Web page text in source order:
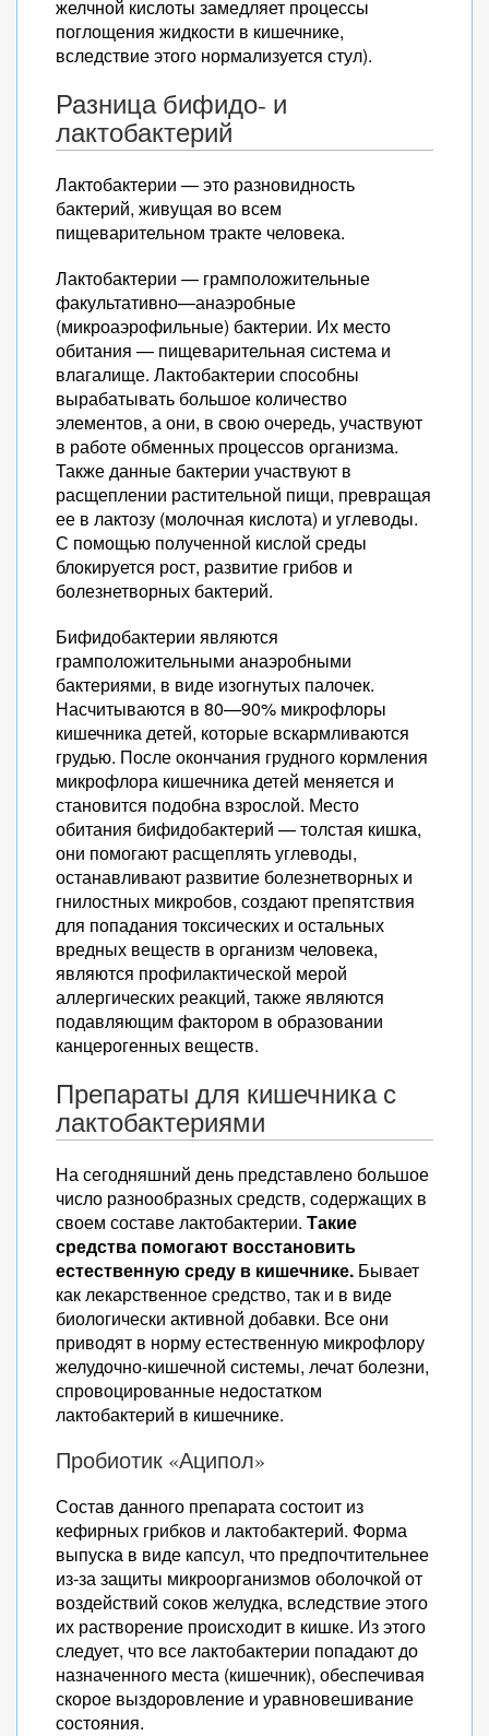
желчной кислоты замедляет процессы
поглощения жидкости в кишечнике,
вследствие этого нормализуется стул).
Разница бифидо- и
лактобактерий
Лактобактерии — это разновидность
бактерий, живущая во всем
пищеварительном тракте человека.
Лактобактерии — грамположительные
факультативно—анаэробные
(микроаэрофильные) бактерии. Их место
обитания — пищеварительная система и
влагалище. Лактобактерии способны
вырабатывать большое количество
элементов, а они, в свою очередь, участвуют
в работе обменных процессов организма.
Также данные бактерии участвуют в
расщеплении растительной пищи, превращая
ее в лактозу (молочная кислота) и углеводы.
С помощью полученной кислой среды
блокируется рост, развитие грибов и
болезнетворных бактерий.
Бифидобактерии являются
грамположительными анаэробными
бактериями, в виде изогнутых палочек.
Насчитываются в 80—90% микрофлоры
кишечника детей, которые вскармливаются
грудью. После окончания грудного кормления
микрофлора кишечника детей меняется и
становится подобна взрослой. Место
обитания бифидобактерий — толстая кишка,
они помогают расщеплять углеводы,
останавливают развитие болезнетворных и
гнилостных микробов, создают препятствия
для попадания токсических и остальных
вредных веществ в организм человека,
являются профилактической мерой
аллергических реакций, также являются
подавляющим фактором в образовании
канцерогенных веществ.
Препараты для кишечника с
лактобактериями
На сегодняшний день представлено большое
число разнообразных средств, содержащих в
своем составе лактобактерии. Такие
средства помогают восстановить
естественную среду в кишечнике. Бывает
как лекарственное средство, так и в виде
биологически активной добавки. Все они
приводят в норму естественную микрофлору
желудочно-кишечной системы, лечат болезни,
спровоцированные недостатком
лактобактерий в кишечнике.
Пробиотик «Аципол»
Состав данного препарата состоит из
кефирных грибков и лактобактерий. Форма
выпуска в виде капсул, что предпочтительнее
из-за защиты микроорганизмов оболочкой от
воздействий соков желудка, вследствие этого
их растворение происходит в кишке. Из этого
следует, что все лактобактерии попадают до
назначенного места (кишечник), обеспечивая
скорое выздоровление и уравновешивание
состояния.